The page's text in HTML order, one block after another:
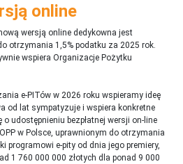
online
wersją online dedykowna jest
otrzymania 1,5% podatku za 2025 rok.
wspiera Organizacje Pożytku
e-PITów w 2026 roku wspieramy ideę
od lat sympatyzuje i wspiera konkretne
o udostępnieniu bezpłatnej wersji on-line
w Polsce, uprawnionym do otrzymania
programowi e-pity od dnia jego premiery,
1 760 000 000 złotych dla ponad 9 000